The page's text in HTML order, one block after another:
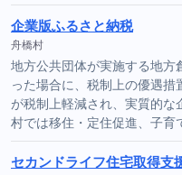
企業版ふるさと納税
舟橋村
地方公共団体が実施する地方
った場合に、税制上の優遇
が税制上軽減され、実質的
村では移住・定住促進、子
セカンドライフ住宅取得支